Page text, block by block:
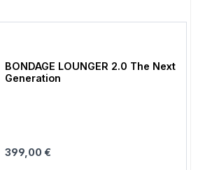
BONDAGE LOUNGER 2.0 The Next
Generation
Regulärer Preis:
399,00 €